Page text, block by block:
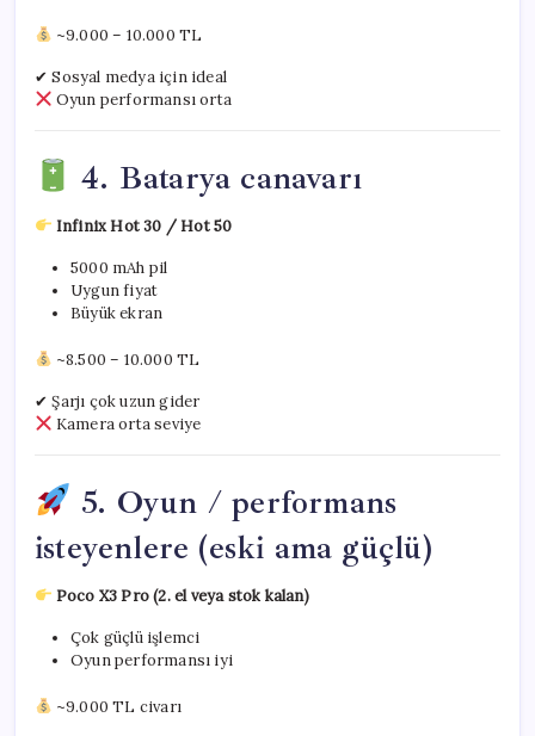
~9.000 – 10.000 TL
✔ Sosyal medya için ideal
Oyun performansı orta
4. Batarya canavarı
Infinix Hot 30 / Hot 50
5000 mAh pil
Uygun fiyat
Büyük ekran
~8.500 – 10.000 TL
✔ Şarjı çok uzun gider
Kamera orta seviye
5. Oyun / performans
isteyenlere (eski ama güçlü)
Poco X3 Pro (2. el veya stok kalan)
Çok güçlü işlemci
Oyun performansı iyi
~9.000 TL civarı